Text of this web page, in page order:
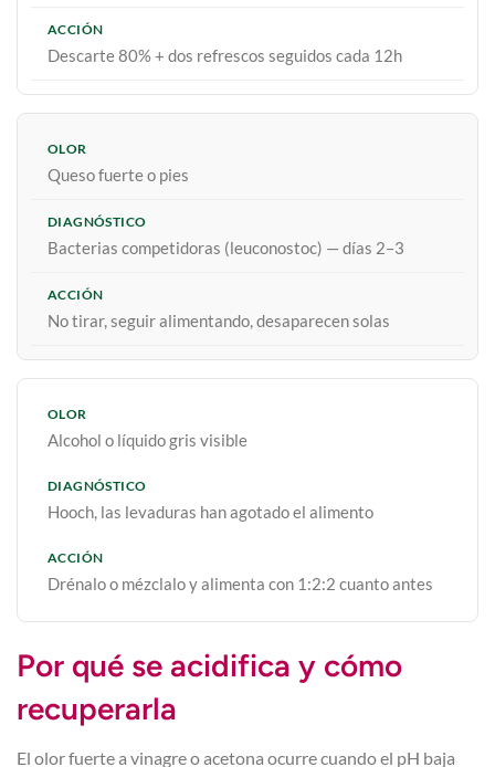
Descarte 80% + dos refrescos seguidos cada 12h
Queso fuerte o pies
Bacterias competidoras (leuconostoc) — días 2–3
No tirar, seguir alimentando, desaparecen solas
Alcohol o líquido gris visible
Hooch, las levaduras han agotado el alimento
Drénalo o mézclalo y alimenta con 1:2:2 cuanto antes
Por qué se acidifica y cómo
recuperarla
El olor fuerte a vinagre o acetona ocurre cuando el pH baja